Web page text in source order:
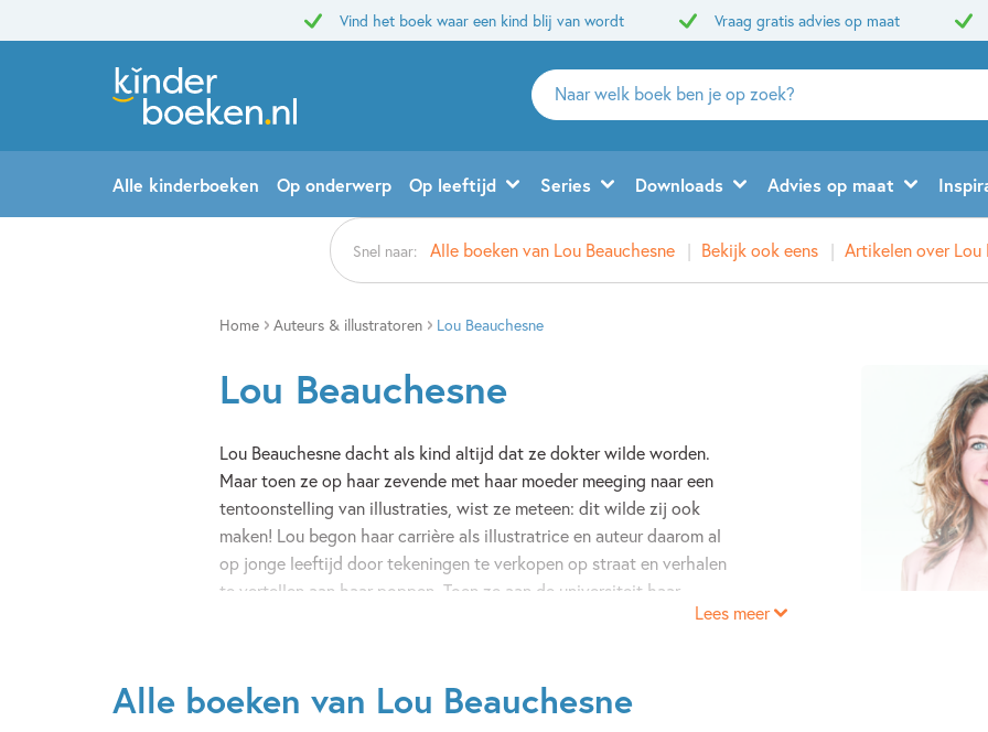
Vind het boek waar een kind blij van wordt Vraag gratis advies op maat
Zoeken
naar
en
uitgevers
Alle kinderboeken Op onderwerp Op leeftijd Series Downloads Advies op maat
Snel naar: Alle boeken van Lou Beauchesne Bekijk ook eens Artikelen over Lou
Home Auteurs & illustratoren Lou Beauchesne
Lou Beauchesne
Lou Beauchesne dacht als kind altijd dat ze dokter wilde worden.
Maar toen ze op haar zevende met haar moeder meeging naar een
tentoonstelling van illustraties, wist ze meteen: dit wilde zij ook
maken! Lou begon haar carrière als illustratrice en auteur daarom al
op jonge leeftijd door tekeningen te verkopen op straat en verhalen
te vertellen aan haar poppen. Toen ze aan de universiteit haar
bizon (2023).
Lees meer
Alle boeken van Lou Beauchesne